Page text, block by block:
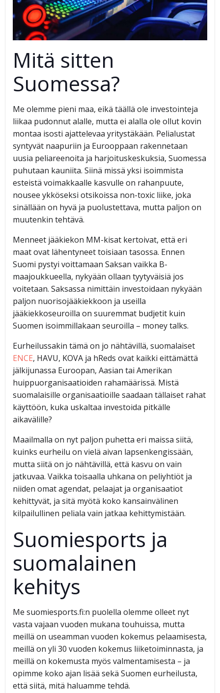
Mitä sitten
Suomessa?
Me olemme pieni maa, eikä täällä ole investointeja
liikaa pudonnut alalle, mutta ei alalla ole ollut kovin
montaa isosti ajattelevaa yritystäkään. Pelialustat
syntyvät naapuriin ja Eurooppaan rakennetaan
uusia peliareenoita ja harjoituskeskuksia, Suomessa
puhutaan kauniita. Siinä missä yksi isoimmista
esteistä voimakkaalle kasvulle on rahanpuute,
nousee ykköseksi otsikoissa non-toxic liike, joka
sinällään on hyvä ja puolustettava, mutta paljon on
muutenkin tehtävä.
Menneet jääkiekon MM-kisat kertoivat, että eri
maat ovat lähentyneet toisiaan tasossa. Ennen
Suomi pystyi voittamaan Saksan vaikka B-
maajoukkueella, nykyään ollaan tyytyväisiä jos
voitetaan. Saksassa nimittäin investoidaan nykyään
paljon nuorisojääkiekkoon ja useilla
jääkiekkoseuroilla on suuremmat budjetit kuin
Suomen isoimmillakaan seuroilla – money talks.
Eurheilussakin tämä on jo nähtävillä, suomalaiset
ENCE, HAVU, KOVA ja hReds ovat kaikki eittämättä
jälkijunassa Euroopan, Aasian tai Amerikan
huippuorganisaatioiden rahamäärissä. Mistä
suomalaisille organisaatioille saadaan tällaiset rahat
käyttöön, kuka uskaltaa investoida pitkälle
aikavälille?
Maailmalla on nyt paljon puhetta eri maissa siitä,
kuinks eurheilu on vielä aivan lapsenkengissään,
mutta siitä on jo nähtävillä, että kasvu on vain
jatkuvaa. Vaikka toisaalla uhkana on peliyhtiöt ja
niiden omat agendat, pelaajat ja organisaatiot
kehittyvät, ja sitä myötä koko kansainvälinen
kilpailullinen peliala vain jatkaa kehittymistään.
Suomiesports ja
suomalainen
kehitys
Me suomiesports.fi:n puolella olemme olleet nyt
vasta vajaan vuoden mukana touhuissa, mutta
meillä on useamman vuoden kokemus pelaamisesta,
meillä on yli 30 vuoden kokemus liiketoiminnasta, ja
meillä on kokemusta myös valmentamisesta – ja
opimme koko ajan lisää sekä Suomen eurheilusta,
että siitä, mitä haluamme tehdä.